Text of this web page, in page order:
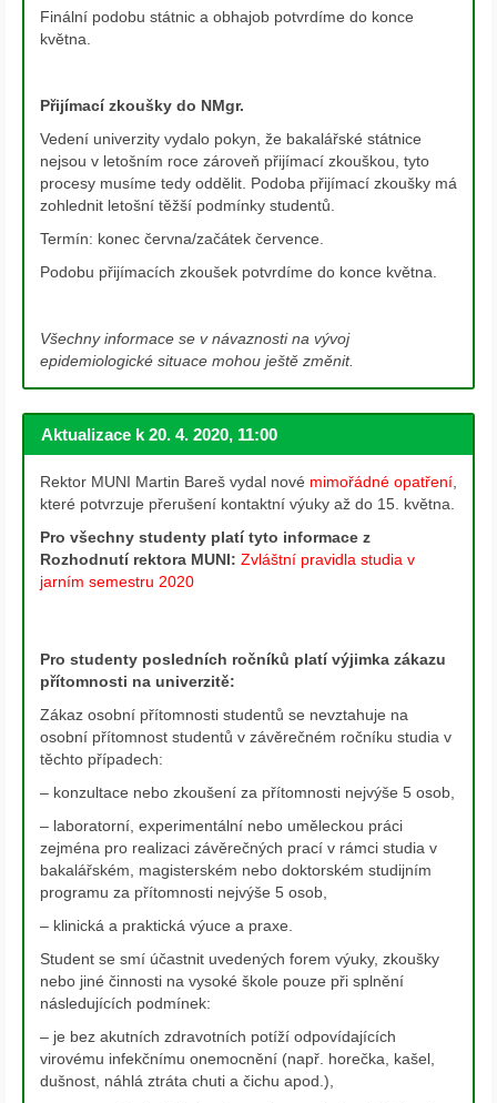
Finální podobu státnic a obhajob potvrdíme do konce
května.
Přijímací zkoušky do NMgr.
Vedení univerzity vydalo pokyn, že bakalářské státnice
nejsou v letošním roce zároveň přijímací zkouškou, tyto
procesy musíme tedy oddělit. Podoba přijímací zkoušky má
zohlednit letošní těžší podmínky studentů.
Termín: konec června/začátek července.
Podobu přijímacích zkoušek potvrdíme do konce května.
Všechny informace se v návaznosti na vývoj
epidemiologické situace mohou ještě změnit.
Aktualizace k 20. 4. 2020, 11:00
Rektor MUNI Martin Bareš vydal nové mimořádné opatření
které potvrzuje přerušení kontaktní výuky až do 15. května.
Pro všechny studenty platí tyto informace z
Rozhodnutí rektora MUNI: Zvláštní pravidla studia v
jarním semestru 2020
Pro studenty posledních ročníků platí výjimka zákazu
přítomnosti na univerzitě:
Zákaz osobní přítomnosti studentů se nevztahuje na
osobní přítomnost studentů v závěrečném ročníku studia v
těchto případech:
– konzultace nebo zkoušení za přítomnosti nejvýše 5 osob,
– laboratorní, experimentální nebo uměleckou práci
zejména pro realizaci závěrečných prací v rámci studia v
bakalářském, magisterském nebo doktorském studijním
programu za přítomnosti nejvýše 5 osob,
– klinická a praktická výuce a praxe.
Student se smí účastnit uvedených forem výuky, zkoušky
nebo jiné činnosti na vysoké škole pouze při splnění
následujících podmínek:
– je bez akutních zdravotních potíží odpovídajících
virovému infekčnímu onemocnění (např. horečka, kašel,
dušnost, náhlá ztráta chuti a čichu apod.),